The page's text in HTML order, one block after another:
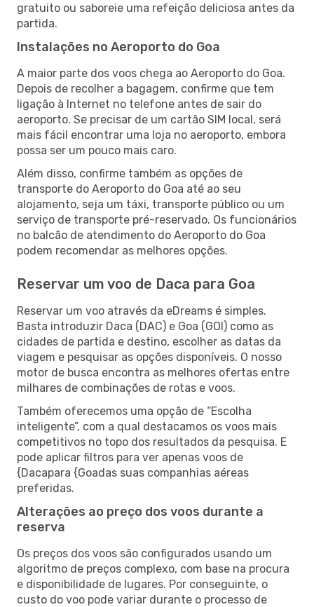
gratuito ou saboreie uma refeição deliciosa antes da
partida.
Instalações no Aeroporto do Goa
A maior parte dos voos chega ao Aeroporto do Goa.
Depois de recolher a bagagem, confirme que tem
ligação à Internet no telefone antes de sair do
aeroporto. Se precisar de um cartão SIM local, será
mais fácil encontrar uma loja no aeroporto, embora
possa ser um pouco mais caro.
Além disso, confirme também as opções de
transporte do Aeroporto do Goa até ao seu
alojamento, seja um táxi, transporte público ou um
serviço de transporte pré-reservado. Os funcionários
no balcão de atendimento do Aeroporto do Goa
podem recomendar as melhores opções.
Reservar um voo de Daca para Goa
Reservar um voo através da eDreams é simples.
Basta introduzir Daca (DAC) e Goa (GOI) como as
cidades de partida e destino, escolher as datas da
viagem e pesquisar as opções disponíveis. O nosso
motor de busca encontra as melhores ofertas entre
milhares de combinações de rotas e voos.
Também oferecemos uma opção de “Escolha
inteligente”, com a qual destacamos os voos mais
competitivos no topo dos resultados da pesquisa. E
pode aplicar filtros para ver apenas voos de
{Dacapara {Goadas suas companhias aéreas
preferidas.
Alterações ao preço dos voos durante a
reserva
Os preços dos voos são configurados usando um
algoritmo de preços complexo, com base na procura
e disponibilidade de lugares. Por conseguinte, o
custo do voo pode variar durante o processo de